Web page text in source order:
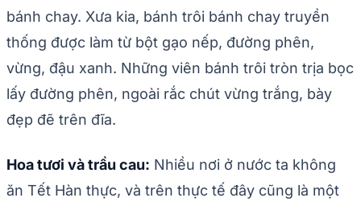
bánh chay. Xưa kia, bánh trôi bánh chay truyền
thống được làm từ bột gạo nếp, đường phên,
vừng, đậu xanh. Những viên bánh trôi tròn trịa bọc
lấy đường phên, ngoài rắc chút vừng trắng, bày
đẹp đẽ trên đĩa.
Hoa tươi và trầu cau: Nhiều nơi ở nước ta không
ăn Tết Hàn thực, và trên thực tế đây cũng là một